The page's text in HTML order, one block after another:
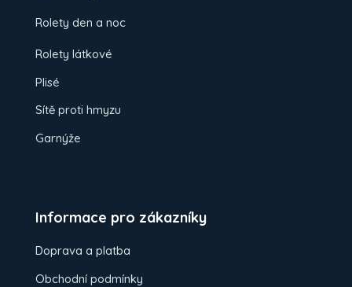
Rolety den a noc
Rolety látkové
Plisé
Sítě proti hmyzu
Garnýže
Informace pro zákazníky
Doprava a platba
Obchodní podmínky